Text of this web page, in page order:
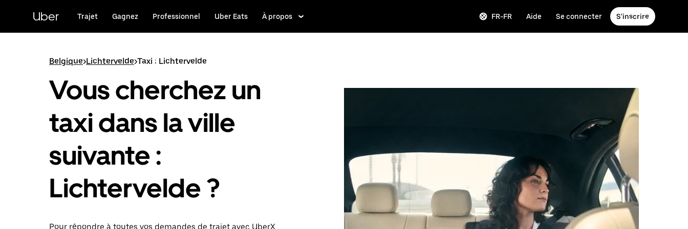
principal
Uber Trajet Gagnez Professionnel Uber Eats À propos FR-FR Aide Se connecter S'inscrire
Belgique>Lichtervelde>Taxi : Lichtervelde
Vous cherchez un
taxi dans la ville
suivante :
Lichtervelde ?
Pour répondre à toutes vos demandes de trajet avec UberX